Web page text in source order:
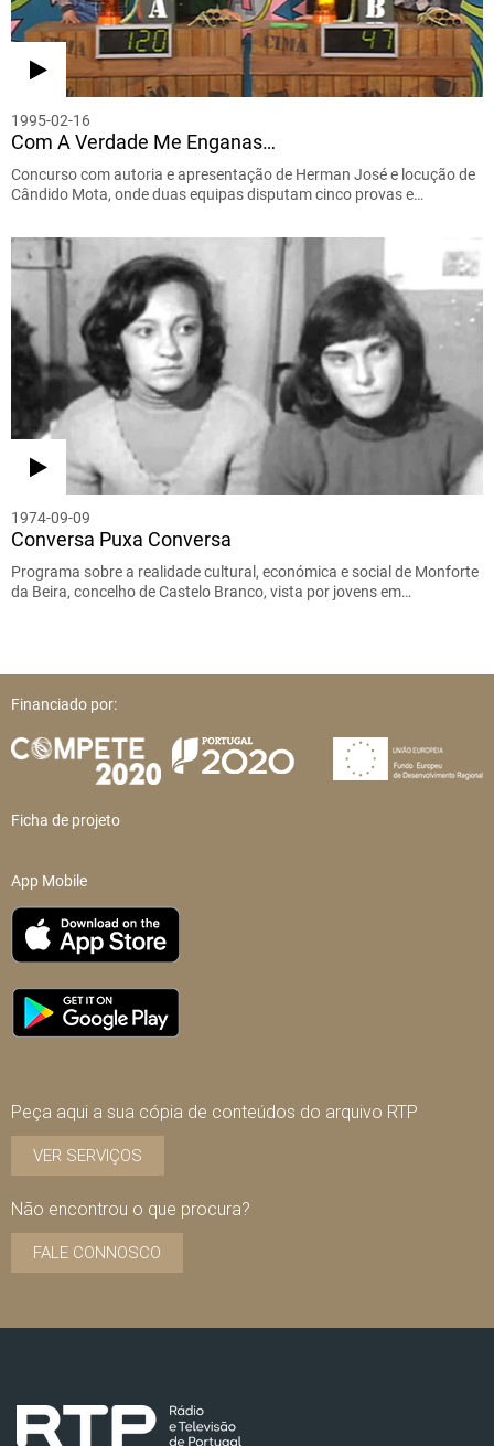
1995-02-16
Com A Verdade Me Enganas…
Concurso com autoria e apresentação de Herman José e locução de
Cândido Mota, onde duas equipas disputam cinco provas e…
1974-09-09
Conversa Puxa Conversa
Programa sobre a realidade cultural, económica e social de Monforte
da Beira, concelho de Castelo Branco, vista por jovens em…
Financiado por:
Ficha de projeto
App Mobile
Peça aqui a sua cópia de conteúdos do arquivo RTP
VER SERVIÇOS
Não encontrou o que procura?
FALE CONNOSCO